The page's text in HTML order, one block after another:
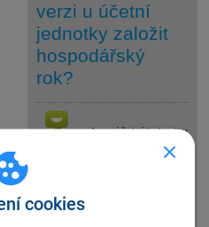
cookies
verzi u účetní
jednotky založit
hospodářský
rok?
Ano, účetní jednotku
s hospodářským
V agendě Účetní jednotky